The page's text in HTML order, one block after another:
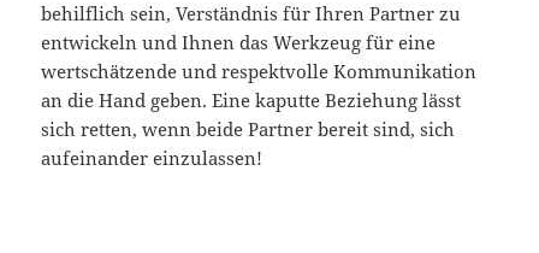
behilflich sein, Verständnis für Ihren Partner zu
entwickeln und Ihnen das Werkzeug für eine
wertschätzende und respektvolle Kommunikation
an die Hand geben. Eine kaputte Beziehung lässt
sich retten, wenn beide Partner bereit sind, sich
aufeinander einzulassen!